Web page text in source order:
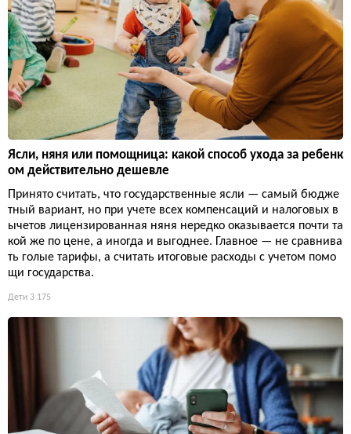
Ясли, няня или помощница: какой способ ухода за ребенк
ом действительно дешевле
Принято считать, что государственные ясли — самый бюдже
тный вариант, но при учете всех компенсаций и налоговых в
ычетов лицензированная няня нередко оказывается почти та
кой же по цене, а иногда и выгоднее. Главное — не сравнива
ть голые тарифы, а считать итоговые расходы с учетом помо
щи государства.
Дети 3 175